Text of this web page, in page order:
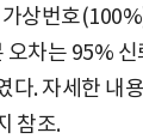
상번호
오차는 95%
다. 자세한 내
참조.